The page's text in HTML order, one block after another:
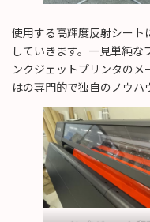
使用する高輝度反射シート
していきます。一見単純
ンクジェットプリンタの
はの専門的で独自のノウハ